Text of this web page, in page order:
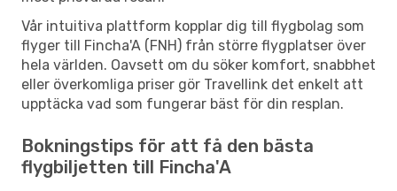
Vår intuitiva plattform kopplar dig till flygbolag som
flyger till Fincha'A (FNH) från större flygplatser över
hela världen. Oavsett om du söker komfort, snabbhet
eller överkomliga priser gör Travellink det enkelt att
upptäcka vad som fungerar bäst för din resplan.
Bokningstips för att få den bästa
flygbiljetten till Fincha'A